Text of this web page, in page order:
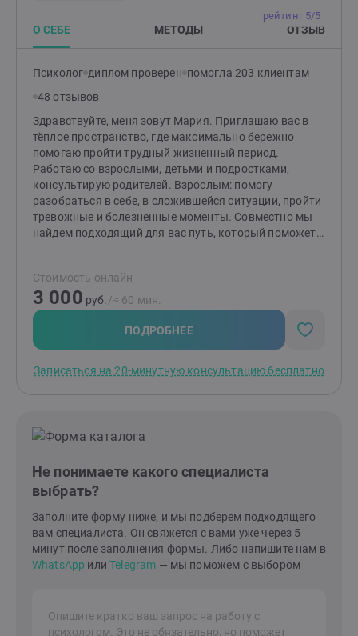
рейтинг 5/5
О СЕБЕ МЕТОДЫ ОТЗЫВ
Психолог диплом проверен помогла 203 клиентам
48 отзывов
Здравствуйте, меня зовут Мария. Приглашаю вас в
тёплое пространство, где максимально бережно
помогаю пройти трудный жизненный период.
Работаю со взрослыми, детьми и подростками,
консультирую родителей. Взрослым: помогу
разобраться в себе, в сложившейся ситуации, пройти
тревожные и болезненные моменты. Совместно мы
найдем подходящий для вас путь, который поможет
страхами, вспышками гнева, эмоциональной
чувствительностью и ранимостью, обрести
уверенность, улучшить отношения с окружающими.
Родителям: помогу разобраться в причинах
возникших трудностей и найти эффективные способы
отношения и понять своего ребенка.
Стоимость онлайн
3 000 руб. /≈ 60 мин.
ПОДРОБНЕЕ
Записаться на 20-минутную консультацию бесплатно
Не понимаете какого специалиста
выбрать?
Заполните форму ниже, и мы подберем подходящего
вам специалиста. Он свяжется с вами уже через 5
минут после заполнения формы. Либо напишите нам в
WhatsApp илиTelegram — мы поможем с выбором